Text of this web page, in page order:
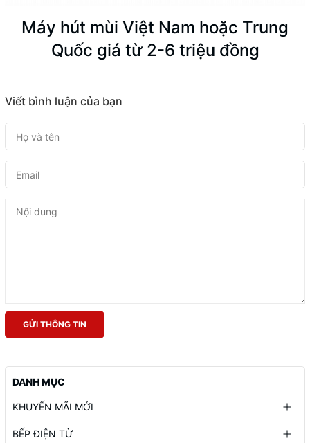
Máy hút mùi Việt Nam hoặc Trung
Quốc giá từ 2-6 triệu đồng
Viết bình luận của bạn
GỬI THÔNG TIN
DANH MỤC
KHUYẾN MÃI MỚI
BẾP ĐIỆN TỪ